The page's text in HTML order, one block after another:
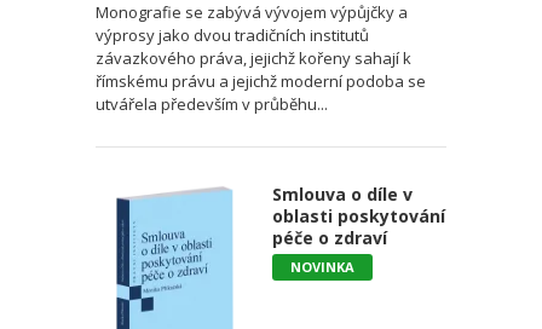
Monografie se zabývá vývojem výpůjčky a
výprosy jako dvou tradičních institutů
závazkového práva, jejichž kořeny sahají k
římskému právu a jejichž moderní podoba se
utvářela především v průběhu...
Smlouva o díle v
oblasti poskytování
péče o zdraví
NOVINKA